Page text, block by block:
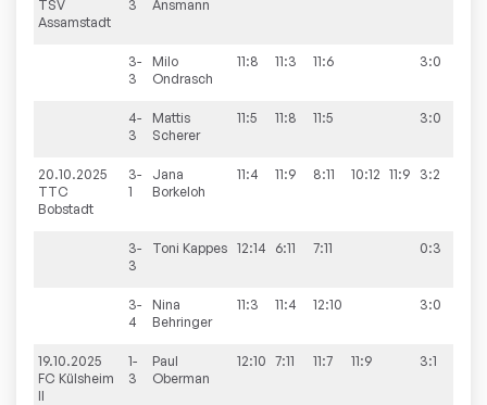
TSV
Assamstadt
3
Ansmann
3-
3
Milo
Ondrasch
11:8 11:3 11:6 3:0
4-
3
Mattis
Scherer
11:5 11:8 11:5 3:0
20.10.2025
TTC
Bobstadt
3-
1
Jana
Borkeloh
11:4 11:9 8:11 10:12 11:9 3:2
3-
3
Toni Kappes 12:14 6:11 7:11 0:3
3-
4
Nina
Behringer
11:3 11:4 12:10 3:0
19.10.2025
FC Külsheim
II
1-
3
Paul
Oberman
12:10 7:11 11:7 11:9 3:1